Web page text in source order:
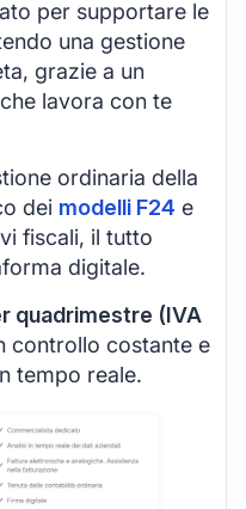
per supportare le
una gestione
grazie a un
lavora con te
ordinaria della
dei modelli F24 e
fiscali, il tutto
digitale.
quadrimestre (IVA
controllo costante e
tempo reale.